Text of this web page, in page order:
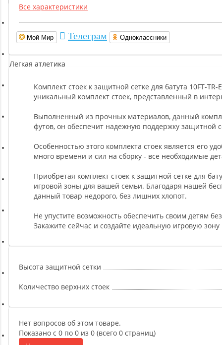
Инверсионные столы
Легкая атлетика
Прочее оборудование (пьедесталы и скамьи для раздевалок)
Ремни, Пояса и Упряжи
Сапборды
Волейбол
Системы хранения
Новинки
Все характеристики
Мой Мир Телеграм Одноклассники
Комплект стоек к защитной сетке для батута 10FT-
уникальный комплект стоек, представленный в
Выполненный из прочных материалов, данный
футов, он обеспечит надежную поддержку защитной
Особенностью этого комплекта стоек является его
много времени и сил на сборку - все необходимые
Приобретая комплект стоек к защитной сетке для
игровой зоны для вашей семьи. Благодаря нашей
данный товар недорого, без лишних хлопот.
Не упустите возможность обеспечить своим детям
Закажите сейчас и создайте идеальную игровую
Высота защитной сетки
Количество верхних стоек
Нет вопросов об этом товаре.
Показано с 0 по 0 из 0 (всего 0 страниц)